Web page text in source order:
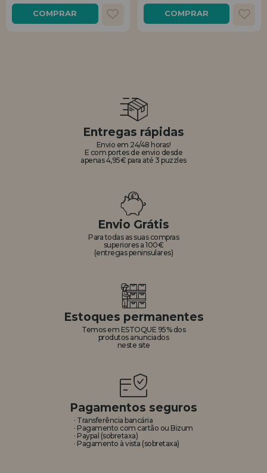
COMPRAR COMPRAR
Entregas rápidas
Envio em 24/48 horas!
E com portes de envio desde
apenas 4,95€ para até 3 puzzles
Envio Grátis
Para todas as suas compras
superiores a 100€
(entregas peninsulares)
Estoques permanentes
Temos em ESTOQUE 95% dos
produtos anunciados
neste site
Pagamentos seguros
· Transferência bancária
· Pagamento com cartão ou Bizum
· Paypal (sobretaxa)
· Pagamento à vista (sobretaxa)